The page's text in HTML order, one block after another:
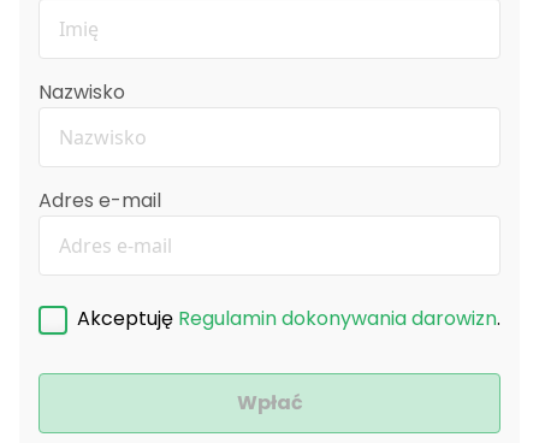
Nazwisko
Adres e-mail
Akceptuję Regulamin dokonywania darowizn.
Wpłać